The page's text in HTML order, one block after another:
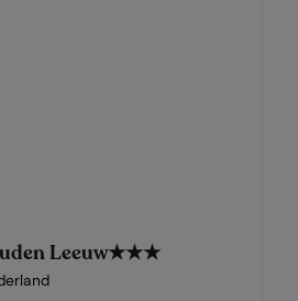
Leeuw★★★